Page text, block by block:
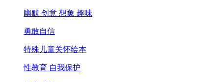
幽默 创意 想象 趣味
勇敢自信
特殊儿童关怀绘本
性教育 自我保护